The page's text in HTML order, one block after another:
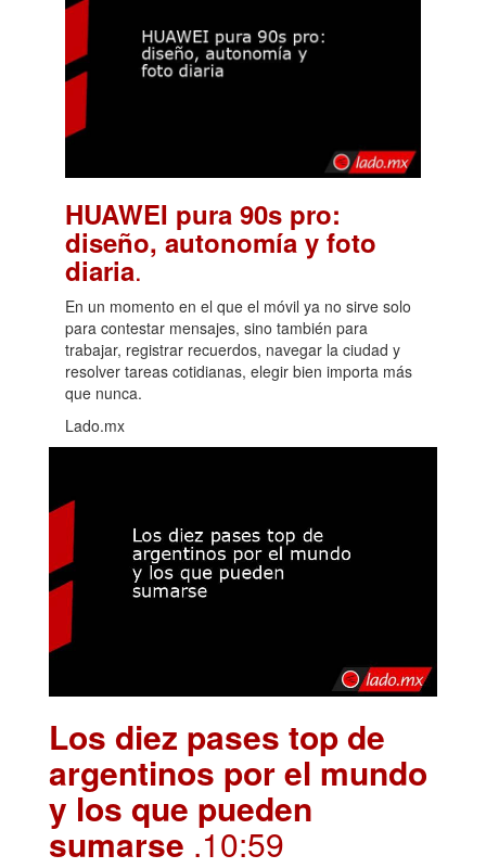
HUAWEI pura 90s pro:
diseño, autonomía y foto
diaria.
En un momento en el que el móvil ya no sirve solo
para contestar mensajes, sino también para
trabajar, registrar recuerdos, navegar la ciudad y
resolver tareas cotidianas, elegir bien importa más
que nunca.
Lado.mx
Los diez pases top de
argentinos por el mundo
y los que pueden
sumarse .10:59